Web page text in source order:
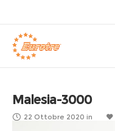
Malesia-3000
22 Ottobre 2020 in